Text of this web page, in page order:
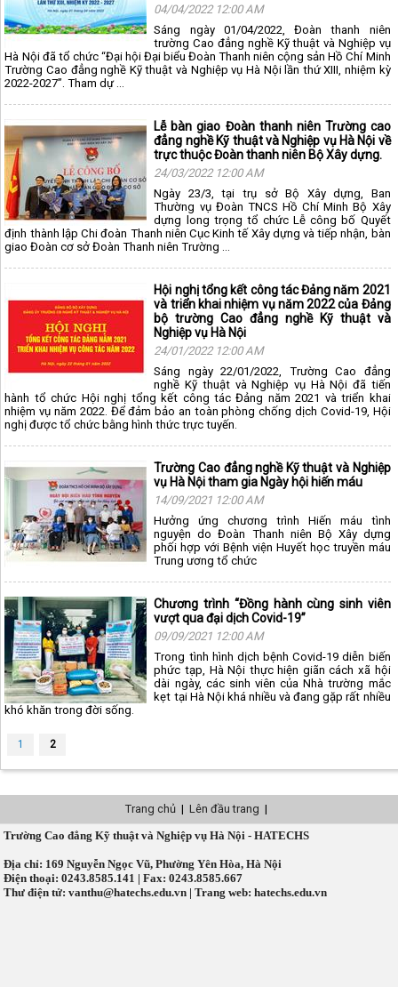
04/04/2022 12:00 AM
Sáng ngày 01/04/2022, Đoàn thanh niên
trường Cao đẳng nghề Kỹ thuật và Nghiệp vụ
Hà Nội đã tổ chức “Đại hội Đại biểu Đoàn Thanh niên cộng sản Hồ Chí Minh
Trường Cao đẳng nghề Kỹ thuật và Nghiệp vụ Hà Nội lần thứ XIII, nhiệm kỳ
2022-2027”. Tham dự ...
Lễ bàn giao Đoàn thanh niên Trường cao
đẳng nghề Kỹ thuật và Nghiệp vụ Hà Nội về
trực thuộc Đoàn thanh niên Bộ Xây dựng.
24/03/2022 12:00 AM
Ngày 23/3, tại trụ sở Bộ Xây dựng, Ban
Thường vụ Đoàn TNCS Hồ Chí Minh Bộ Xây
dựng long trọng tổ chức Lễ công bố Quyết
định thành lập Chi đoàn Thanh niên Cục Kinh tế Xây dựng và tiếp nhận, bàn
giao Đoàn cơ sở Đoàn Thanh niên Trường ...
Hội nghị tổng kết công tác Đảng năm 2021
và triển khai nhiệm vụ năm 2022 của Đảng
bộ trường Cao đẳng nghề Kỹ thuật và
Nghiệp vụ Hà Nội
24/01/2022 12:00 AM
Sáng ngày 22/01/2022, Trường Cao đẳng
nghề Kỹ thuật và Nghiệp vụ Hà Nội đã tiến
hành tổ chức Hội nghị tổng kết công tác Đảng năm 2021 và triển khai
nhiệm vụ năm 2022. Để đảm bảo an toàn phòng chống dịch Covid-19, Hội
nghị được tổ chức bằng hình thức trực tuyến.
Trường Cao đẳng nghề Kỹ thuật và Nghiệp
vụ Hà Nội tham gia Ngày hội hiến máu
14/09/2021 12:00 AM
Hưởng ứng chương trình Hiến máu tình
nguyện do Đoàn Thanh niên Bộ Xây dựng
phối hợp với Bệnh viện Huyết học truyền máu
Trung ương tổ chức
Chương trình “Đồng hành cùng sinh viên
vượt qua đại dịch Covid-19”
09/09/2021 12:00 AM
Trong tình hình dịch bệnh Covid-19 diễn biến
phức tạp, Hà Nội thực hiện giãn cách xã hội
dài ngày, các sinh viên của Nhà trường mắc
kẹt tại Hà Nội khá nhiều và đang gặp rất nhiều
khó khăn trong đời sống.
1 2
Trang chủ| Lên đầu trang |
Trường Cao đẳng Kỹ thuật và Nghiệp vụ Hà Nội - HATECHS
Địa chỉ: 169 Nguyễn Ngọc Vũ, Phường Yên Hòa, Hà Nội
Điện thoại: 0243.8585.141 | Fax: 0243.8585.667
Thư điện tử: vanthu@hatechs.edu.vn | Trang web: hatechs.edu.vn